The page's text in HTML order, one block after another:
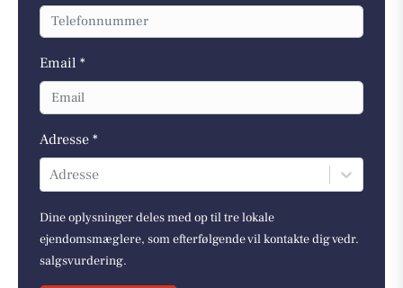
Email *
Adresse *
Adresse
Dine oplysninger deles med op til tre lokale
ejendomsmæglere, som efterfølgende vil kontakte dig vedr.
salgsvurdering.